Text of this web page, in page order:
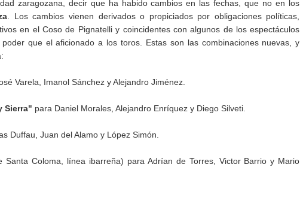
zaragozana, decir que ha habido cambios en las fechas, que no en los
. Los cambios vienen derivados o propiciados por obligaciones políticas,
en el Coso de Pignatelli y coincidentes con algunos de los espectáculos
que el aficionado a los toros. Estas son las combinaciones nuevas, y
Varela, Imanol Sánchez y Alejandro Jiménez.
Sierra" para Daniel Morales, Alejandro Enríquez y Diego Silveti.
Duffau, Juan del Alamo y López Simón.
Santa Coloma, línea ibarreña) para Adrían de Torres, Victor Barrio y Mario